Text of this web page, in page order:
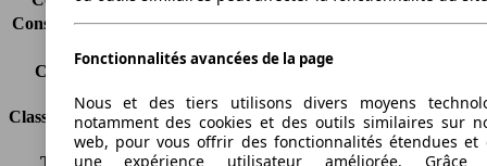
Consommation (combinée)* 5.1 l/100km
Classe d'émissions
Euro 6
Capacité du réservoir
Classes d'assurance
Fonctionnalités avancées de la page
Nous et des tiers utilisons divers moyens
notamment des cookies et des outils similaires sur
web, pour vous offrir des fonctionnalités étendues et
une expérience utilisateur améliorée.